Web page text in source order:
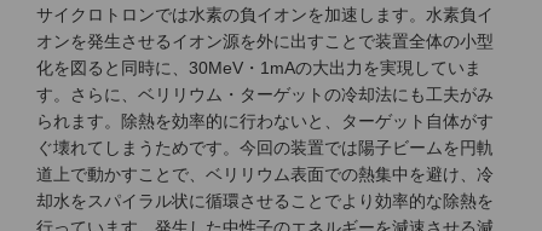
サイクロトロンでは水素の負イオンを加速します。水素負イ
オンを発生させるイオン源を外に出すことで装置全体の小型
化を図ると同時に、30MeV・1mAの大出力を実現していま
す。さらに、ベリリウム・ターゲットの冷却法にも工夫がみ
られます。除熱を効率的に行わないと、ターゲット自体がす
ぐ壊れてしまうためです。今回の装置では陽子ビームを円軌
道上で動かすことで、ベリリウム表面での熱集中を避け、冷
却水をスパイラル状に循環させることでより効率的な除熱を